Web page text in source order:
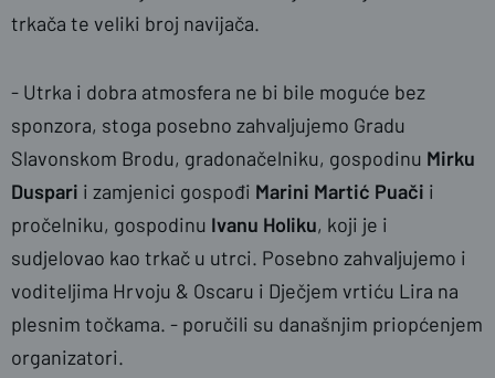
trkača te veliki broj navijača.
- Utrka i dobra atmosfera ne bi bile moguće bez
sponzora, stoga posebno zahvaljujemo Gradu
Slavonskom Brodu, gradonačelniku, gospodinu Mirku
Duspari i zamjenici gospođi Marini Martić Puači i
pročelniku, gospodinu Ivanu Holiku, koji je i
sudjelovao kao trkač u utrci. Posebno zahvaljujemo i
voditeljima Hrvoju & Oscaru i Dječjem vrtiću Lira na
plesnim točkama. - poručili su današnjim priopćenjem
organizatori.